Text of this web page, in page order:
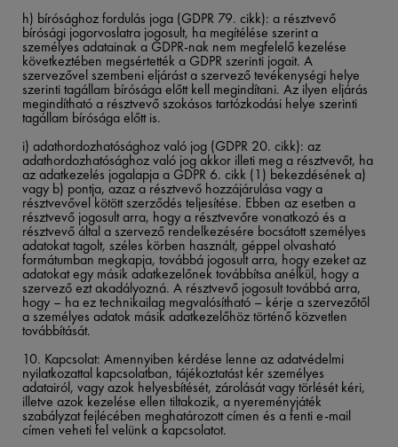
h) bírósághoz fordulás joga (GDPR 79. cikk): a résztvevő
bírósági jogorvoslatra jogosult, ha megítélése szerint a
személyes adatainak a GDPR-nak nem megfelelő kezelése
következtében megsértették a GDPR szerinti jogait. A
szervezővel szembeni eljárást a szervező tevékenységi helye
szerinti tagállam bírósága előtt kell megindítani. Az ilyen eljárás
megindítható a résztvevő szokásos tartózkodási helye szerinti
tagállam bírósága előtt is.​
i) adathordozhatósághoz való jog (GDPR 20. cikk): az
adathordozhatósághoz való jog akkor illeti meg a résztvevőt, ha
az adatkezelés jogalapja a GDPR 6. cikk (1) bekezdésének a)
vagy b) pontja, azaz a résztvevő hozzájárulása vagy a
résztvevővel kötött szerződés teljesítése. Ebben az esetben a
résztvevő jogosult arra, hogy a résztvevőre vonatkozó és a
résztvevő által a szervező rendelkezésére bocsátott személyes
adatokat tagolt, széles körben használt, géppel olvasható
formátumban megkapja, továbbá jogosult arra, hogy ezeket az
adatokat egy másik adatkezelőnek továbbítsa anélkül, hogy a
szervező ezt akadályozná. A résztvevő jogosult továbbá arra,
hogy – ha ez technikailag megvalósítható – kérje a szervezőtől
a személyes adatok másik adatkezelőhöz történő közvetlen
továbbítását.​
10. Kapcsolat: Amennyiben kérdése lenne az adatvédelmi
nyilatkozattal kapcsolatban, tájékoztatást kér személyes
adatairól, vagy azok helyesbítését, zárolását vagy törlését kéri,
illetve azok kezelése ellen tiltakozik, a nyereményjáték
szabályzat fejlécében meghatározott címen és a fenti e-mail
címen veheti fel velünk a kapcsolatot.​